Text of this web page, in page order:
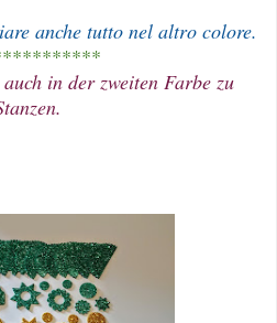
anche tutto nel altro colore.
in der zweiten Farbe zu